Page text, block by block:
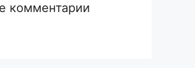
комментарии